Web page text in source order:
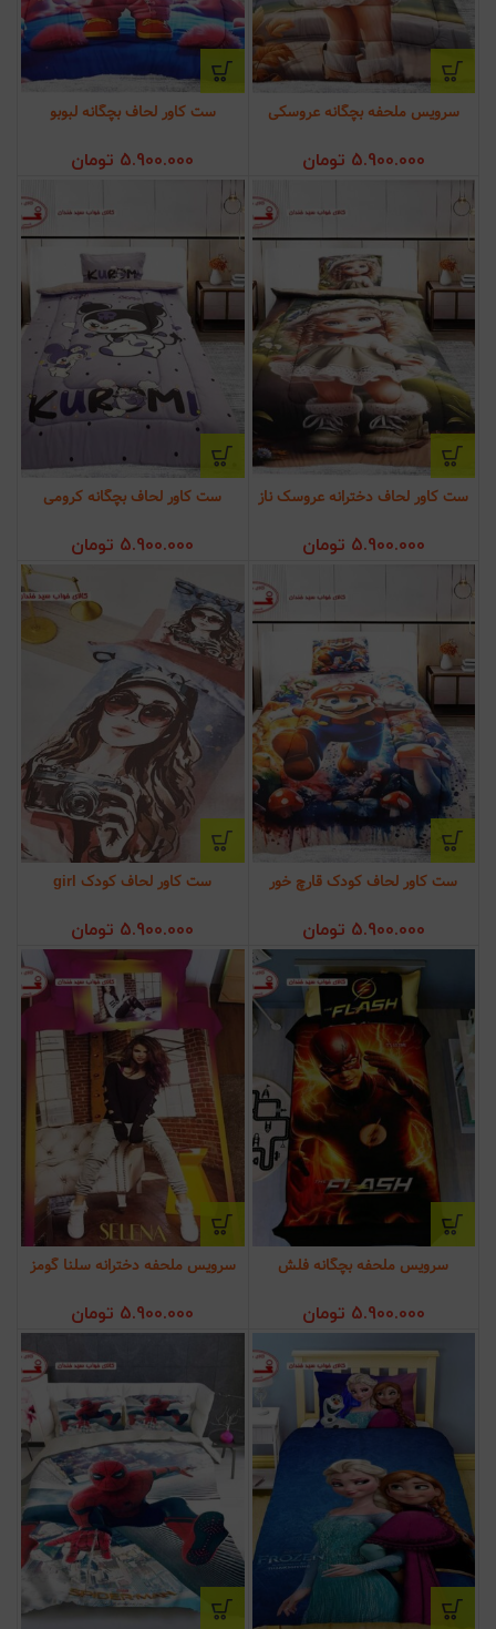
سرویس ملحفه بچگانه عروسکی
5.900.000 تومان
ست کاور لحاف بچگانه لبوبو
5.900.000 تومان
ست کاور لحاف دخترانه عروسک ناز
5.900.000 تومان
ست کاور لحاف بچگانه کرومی
5.900.000 تومان
ست کاور لحاف کودک قارچ خور
5.900.000 تومان
ست کاور لحاف کودک girl
5.900.000 تومان
سرویس ملحفه بچگانه فلش
5.900.000 تومان
سرویس ملحفه دخترانه سلنا گومز
5.900.000 تومان